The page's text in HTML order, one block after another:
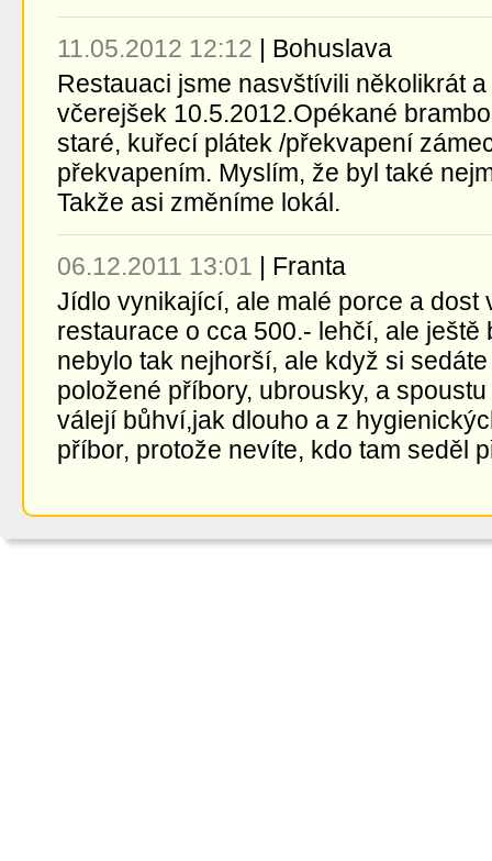
11.05.2012 12:12 | Bohuslava
Restauaci jsme nasvštívili několikrát
včerejšek 10.5.2012.Opékané
staré, kuřecí plátek /překvapení
překvapením. Myslím, že byl také
Takže asi změníme lokál.
06.12.2011 13:01 | Franta
Jídlo vynikající, ale malé porce a dost
restaurace o cca 500.- lehčí, ale
nebylo tak nejhorší, ale když si
položené příbory, ubrousky, a
válejí bůhví,jak dlouho a z
příbor, protože nevíte, kdo tam seděl